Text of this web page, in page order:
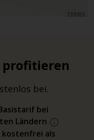
profitieren
bei.
bei
Ländern
kostenfrei als